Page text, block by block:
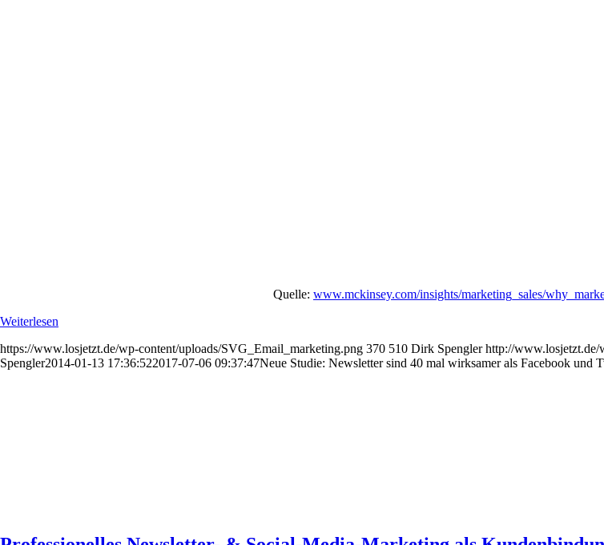
Quelle: www.mckinsey.com/insights/marketing_sales/
Weiterlesen
https://www.losjetzt.de/wp-content/uploads/SVG_Email_marketing.png 370 510 Dirk Spengler http://
Spengler2014-01-13 17:36:522017-07-06 09:37:47Neue Studie: Newsletter sind 40 mal wirksamer als Facebook und